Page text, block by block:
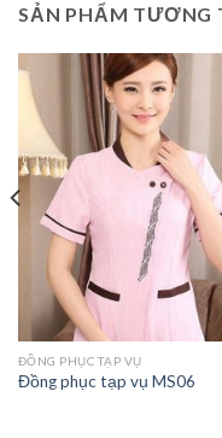
SẢN PHẨM TƯƠNG
ĐỒNG PHỤC TẠP VỤ
Đồng phục tạp vụ MS06